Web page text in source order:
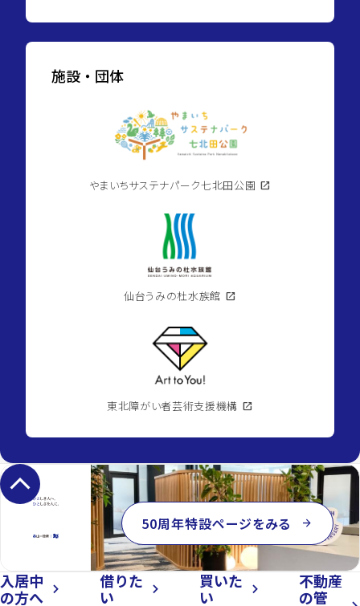
施設・団体
やまいちサステナパーク七北田公園 open_in_new
仙台うみの杜水族館 open_in_new
東北障がい者芸術支援機構 open_in_new
keyboard_arrow_up
50周年特設ページをみる arrow_forward
入居中
の方へ
arrow_forward_ios
借りた
い
arrow_forward_ios
買いた
い
arrow_forward_ios
不動産
の管